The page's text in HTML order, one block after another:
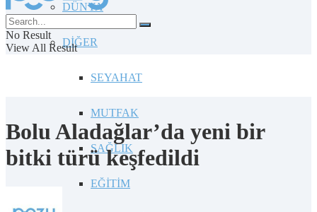
DÜNYA
DİĞER
SEYAHAT
MUTFAK
SAĞLIK
EĞİTİM
No Result
View All Result
Bolu Aladağlar’da yeni bir
bitki türü keşfedildi